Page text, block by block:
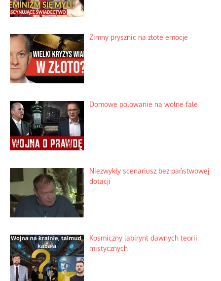
Zimny prysznic na złote emocje
Domowe polowanie na wolne fale
Niezwykły scenariusz bez państwowej
dotacji
Kosmiczny labirynt dawnych teorii
mistycznych